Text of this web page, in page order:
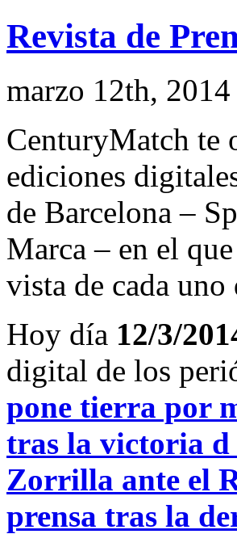
Revista de
marzo 12th, 2014
CenturyMatch te
ediciones
de Barcelona –
Marca – en el
vista de cada
Hoy día 12/3/
digital de los
pone tierra por
tras la victoria d
Zorrilla ante el
prensa tras la